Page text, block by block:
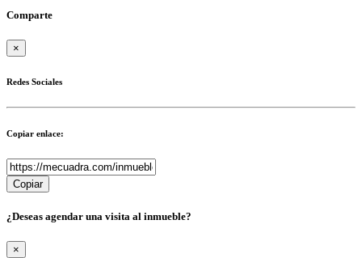
Comparte
×
Redes Sociales
Copiar enlace:
Copiar
¿Deseas agendar una visita al inmueble?
×